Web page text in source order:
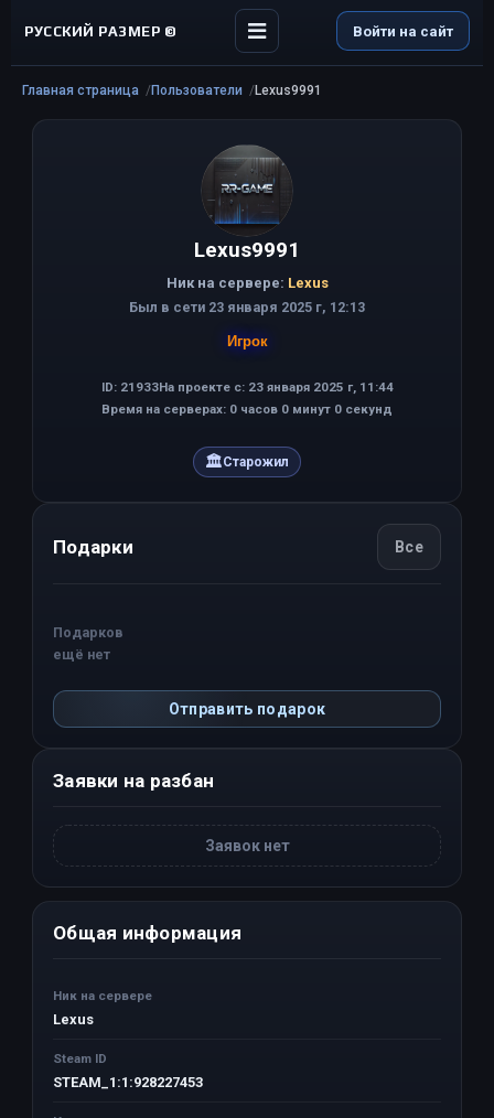
РУССКИЙ РАЗМЕР © Войти на сайт
Главная страница Пользователи Lexus9991
Lexus9991
Ник на сервере: Lexus
Был в сети 23 января 2025 г, 12:13
Игрок
ID: 21933На проекте с: 23 января 2025 г, 11:44
Время на серверах: 0 часов 0 минут 0 секунд
🏛Старожил
Подарки Все
Подарков
ещё нет
Отправить подарок
Заявки на разбан
Заявок нет
Общая информация
Ник на сервере
Lexus
Steam ID
STEAM_1:1:928227453